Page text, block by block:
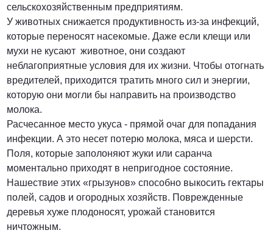
сельскохозяйственным предприятиям.
У животных снижается продуктивность из-за инфекций,
которые переносят насекомые. Даже если клещи или
мухи не кусают животное, они создают
неблагоприятные условия для их жизни. Чтобы отогнать
вредителей, приходится тратить много сил и энергии,
которую они могли бы направить на производство
молока.
Расчесанное место укуса - прямой очаг для попадания
инфекции. А это несет потерю молока, мяса и шерсти.
Поля, которые заполоняют жуки или саранча
моментально приходят в непригодное состояние.
Нашествие этих «грызунов» способно выкосить гектары
полей, садов и огородных хозяйств. Поврежденные
деревья хуже плодоносят, урожай становится
ничтожным.